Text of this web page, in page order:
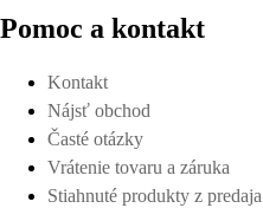
Pomoc a kontakt
Kontakt
Nájsť obchod
Časté otázky
Vrátenie tovaru a záruka
Stiahnuté produkty z predaja